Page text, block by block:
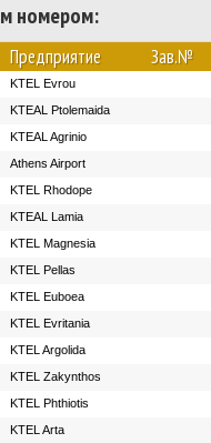
номером:
Предприятие Зав.№
KTEL Evrou
KTEAL Ptolemaida
KTEAL Agrinio
Athens Airport
KTEL Rhodope
KTEAL Lamia
ΚΤΕL Magnesia
KTEL Pellas
ΚΤΕL Euboea
ΚΤΕL Evritania
KTEL Argolida
KTEL Zakynthos
ΚΤΕL Phthiotis
KTEL Arta